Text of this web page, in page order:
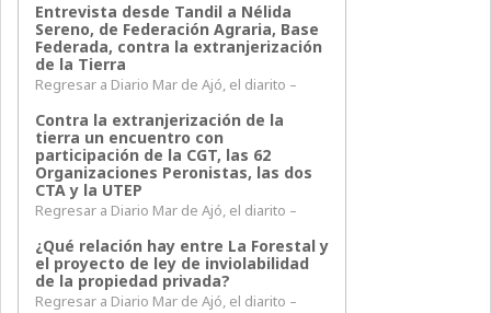
Entrevista desde Tandil a Nélida
Sereno, de Federación Agraria, Base
Federada, contra la extranjerización
de la Tierra
Regresar a Diario Mar de Ajó, el diarito –
Contra la extranjerización de la
tierra un encuentro con
participación de la CGT, las 62
Organizaciones Peronistas, las dos
CTA y la UTEP
Regresar a Diario Mar de Ajó, el diarito –
¿Qué relación hay entre La Forestal y
el proyecto de ley de inviolabilidad
de la propiedad privada?
Regresar a Diario Mar de Ajó, el diarito –